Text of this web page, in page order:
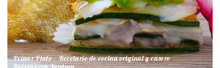
Primer Plato Recetario de cocina original y casero